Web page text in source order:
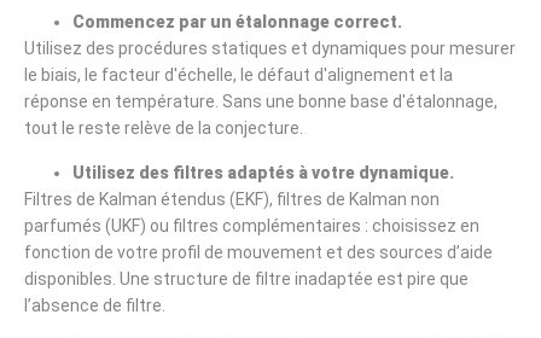
Commencez par un étalonnage correct.
Utilisez des procédures statiques et dynamiques pour mesurer
le biais, le facteur d'échelle, le défaut d'alignement et la
réponse en température. Sans une bonne base d'étalonnage,
tout le reste relève de la conjecture.
Utilisez des filtres adaptés à votre dynamique.
Filtres de Kalman étendus (EKF), filtres de Kalman non
parfumés (UKF) ou filtres complémentaires : choisissez en
fonction de votre profil de mouvement et des sources d’aide
disponibles. Une structure de filtre inadaptée est pire que
l’absence de filtre.